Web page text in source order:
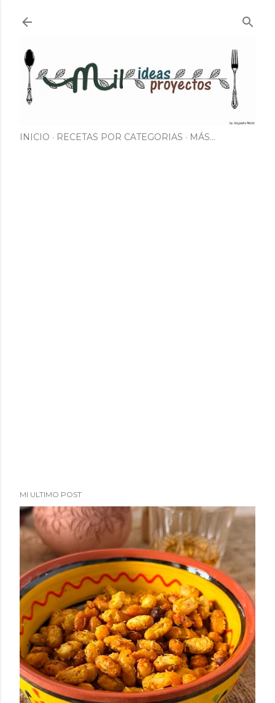
INICIO RECETAS POR CATEGORIAS MÁS…
MI ULTIMO POST